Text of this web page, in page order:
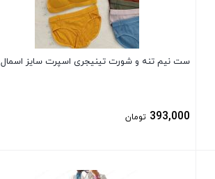
ست نیم تنه و شورت تینیجری اسپرت سایز اسمال
393,000 تومان